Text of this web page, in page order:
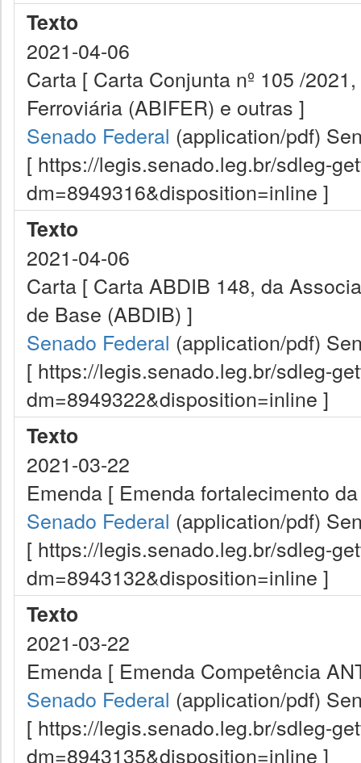
Texto
2021-04-06
Carta [ Carta Conjunta nº 105 /
Ferroviária (ABIFER) e outras ]
Senado Federal (application/pdf)
[ https://legis.senado.leg.br/sdleg-
dm=8949316&disposition=inline ]
Texto
2021-04-06
Carta [ Carta ABDIB 148, da
de Base (ABDIB) ]
Senado Federal (application/pdf)
[ https://legis.senado.leg.br/sdleg-
dm=8949322&disposition=inline ]
Texto
2021-03-22
Emenda [ Emenda fortalecimento
Senado Federal (application/pdf)
[ https://legis.senado.leg.br/sdleg-
dm=8943132&disposition=inline ]
Texto
2021-03-22
Emenda [ Emenda Competência
Senado Federal (application/pdf)
[ https://legis.senado.leg.br/sdleg-
dm=8943135&disposition=inline ]